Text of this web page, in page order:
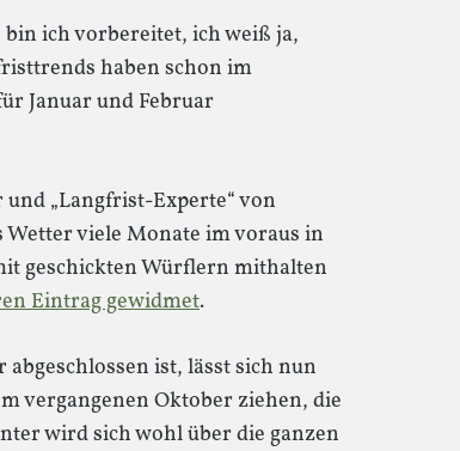
ich vorbereitet, ich weiß ja,
haben schon im
Januar und Februar
„Langfrist-Experte“ von
viele Monate im voraus in
geschickten Würflern mithalten
Eintrag gewidmet.
ist, lässt sich nun
vergangenen Oktober ziehen, die
wird sich wohl über die ganzen